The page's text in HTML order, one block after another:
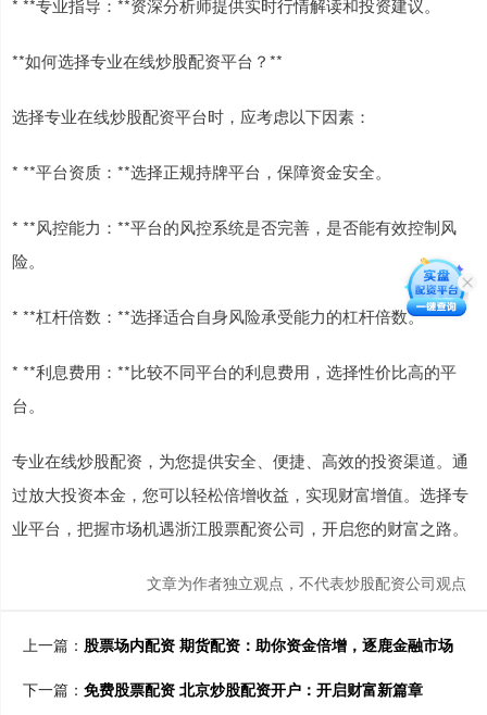
* **专业指导：**资深分析师提供实时行情解读和投资建议。
**如何选择专业在线炒股配资平台？**
选择专业在线炒股配资平台时，应考虑以下因素：
* **平台资质：**选择正规持牌平台，保障资金安全。
* **风控能力：**平台的风控系统是否完善，是否能有效控制风
险。
* **杠杆倍数：**选择适合自身风险承受能力的杠杆倍数。
* **利息费用：**比较不同平台的利息费用，选择性价比高的平
台。
专业在线炒股配资，为您提供安全、便捷、高效的投资渠道。通
过放大投资本金，您可以轻松倍增收益，实现财富增值。选择专
业平台，把握市场机遇浙江股票配资公司，开启您的财富之路。
文章为作者独立观点，不代表炒股配资公司观点
上一篇： 股票场内配资 期货配资：助你资金倍增，逐鹿金融市场
下一篇： 免费股票配资 北京炒股配资开户：开启财富新篇章